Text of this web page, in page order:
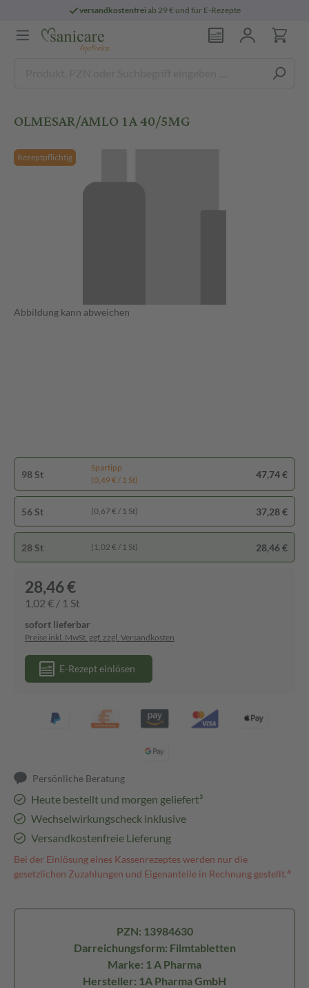
versandkostenfreiab 29 € und für E-Rezepte
OLMESAR/AMLO 1A 40/5MG
Rezeptpflichtig
Abbildung kann abweichen
98 St
Spartipp
(0,49 € / 1 St)
47,74 €
56 St (0,67 € / 1 St) 37,28 €
28 St (1,02 € / 1 St) 28,46 €
28,46 €
1,02 € / 1 St
sofort lieferbar
Preise inkl. MwSt. ggf. zzgl. Versandkosten
E-Rezept einlösen
Persönliche Beratung
Heute bestellt und morgen geliefert³
Wechselwirkungscheck inklusive
Versandkostenfreie Lieferung
Bei der Einlösung eines Kassenrezeptes werden nur die
gesetzlichen Zuzahlungen und Eigenanteile in Rechnung gestellt.⁴
PZN: 13984630
Darreichungsform: Filmtabletten
Marke: 1 A Pharma
Hersteller: 1A Pharma GmbH